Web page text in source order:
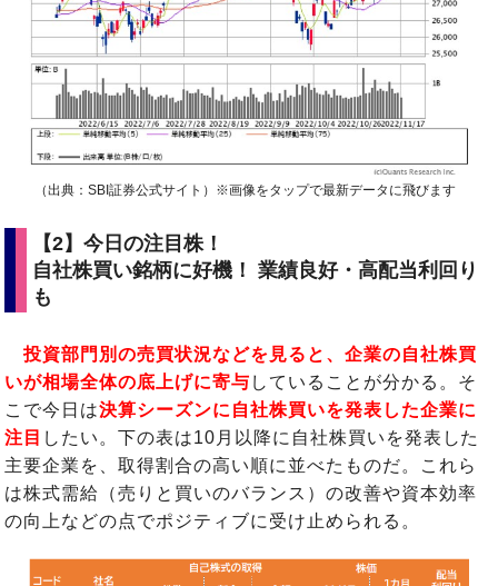
（出典：SBI証券公式サイト）※画像をタップで最新データに飛びます
【2】今日の注目株！
自社株買い銘柄に好機！ 業績良好・高配当利回り
も
投資部門別の売買状況などを見ると、企業の自社株買
いが相場全体の底上げに寄与 していることが分かる。そ
こで今日は決算シーズンに自社株買いを発表した企業に
注目 したい。下の表は10月以降に自社株買いを発表した
主要企業を、取得割合の高い順に並べたものだ。これら
は株式需給（売りと買いのバランス）の改善や資本効率
の向上などの点でポジティブに受け止められる。